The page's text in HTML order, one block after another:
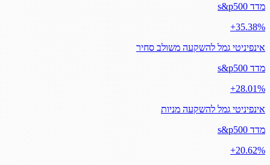
מדד s&p500
‎+35.38%
אינפיניטי גמל להשקעה משולב סחיר
מדד s&p500
‎+28.01%
אינפיניטי גמל להשקעה מניות
מדד s&p500
‎+20.62%